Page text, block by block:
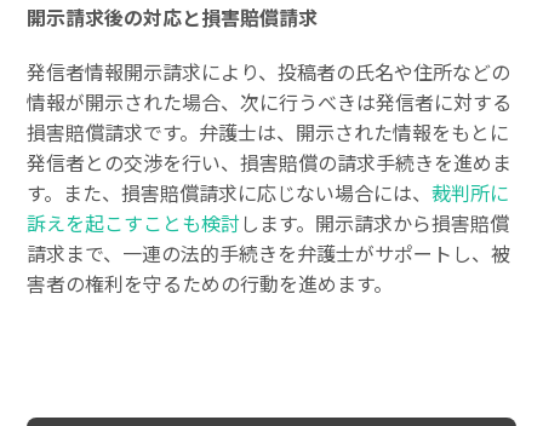
開示請求後の対応と損害賠償請求
発信者情報開示請求により、投稿者の氏名や住所などの
情報が開示された場合、次に行うべきは発信者に対する
損害賠償請求です。弁護士は、開示された情報をもとに
発信者との交渉を行い、損害賠償の請求手続きを進めま
す。また、損害賠償請求に応じない場合には、裁判所に
訴えを起こすことも検討します。開示請求から損害賠償
請求まで、一連の法的手続きを弁護士がサポートし、被
害者の権利を守るための行動を進めます。